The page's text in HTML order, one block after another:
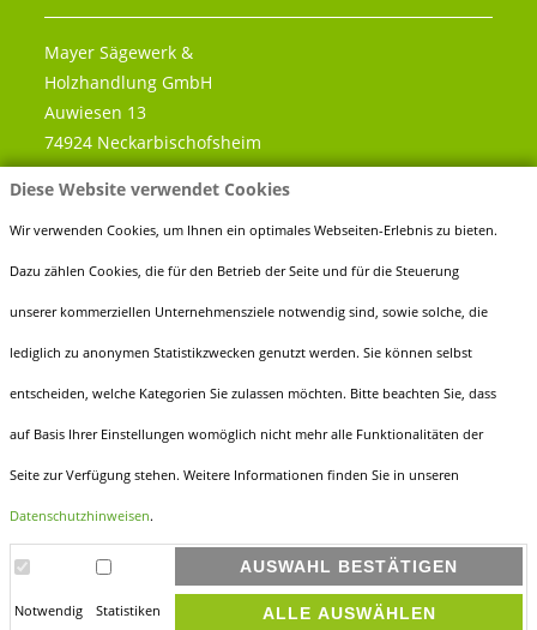
Diese Website verwendet Cookies
Wir verwenden Cookies, um Ihnen ein optimales Webseiten-Erlebnis zu bieten.
Dazu zählen Cookies, die für den Betrieb der Seite und für die Steuerung
unserer kommerziellen Unternehmensziele notwendig sind, sowie solche, die
lediglich zu anonymen Statistikzwecken genutzt werden. Sie können selbst
entscheiden, welche Kategorien Sie zulassen möchten. Bitte beachten Sie, dass
auf Basis Ihrer Einstellungen womöglich nicht mehr alle Funktionalitäten der
Seite zur Verfügung stehen. Weitere Informationen finden Sie in unseren
Datenschutzhinweisen.
Notwendig Statistiken
AUSWAHL BESTÄTIGEN
ALLE AUSWÄHLEN
Mayer Sägewerk &
Holzhandlung GmbH
Auwiesen 13
74924 Neckarbischofsheim
Telefon:0 72 63 - 91 89 60
Fax:0 72 63 - 91 89 666
E-Mail:info@holz-mayer.de
ÖFFNUNGSZEITEN
Montag bis Freitag
13.00 - 17.00 Uhr